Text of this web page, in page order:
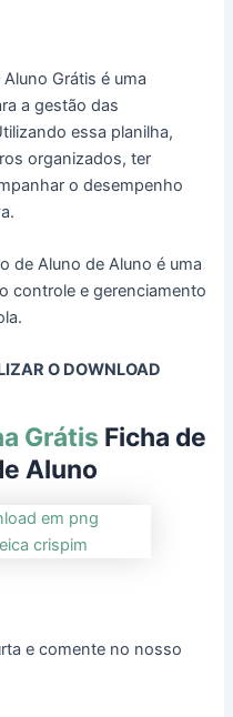
Grátis é uma
a gestão das
essa planilha,
organizados, ter
o desempenho
de Aluno de Aluno é uma
controle e gerenciamento
O DOWNLOAD
Grátis Ficha de
Aluno
e comente no nosso